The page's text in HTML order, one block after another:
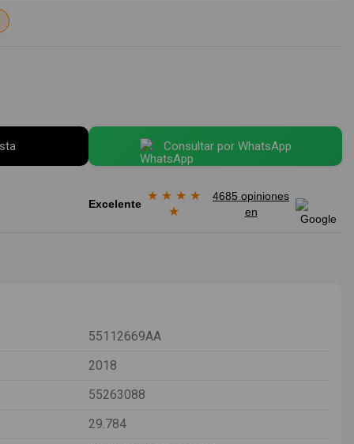
Consultar por WhatsApp
Excelente
★ ★ ★ ★
★
4685 opiniones
en
55112669AA
2018
55263088
29.784